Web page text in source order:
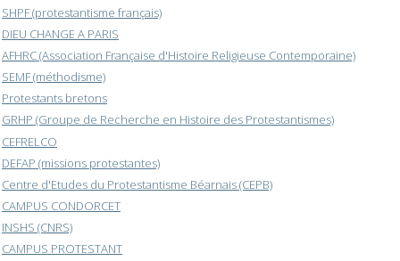
SHPF (protestantisme français)
DIEU CHANGE A PARIS
AFHRC (Association Française d'Histoire Religieuse Contemporaine)
SEMF (méthodisme)
Protestants bretons
GRHP (Groupe de Recherche en Histoire des Protestantismes)
CEFRELCO
DEFAP (missions protestantes)
Centre d'Etudes du Protestantisme Béarnais (CEPB)
CAMPUS CONDORCET
INSHS (CNRS)
CAMPUS PROTESTANT